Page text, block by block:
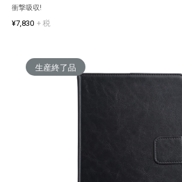
衝撃吸収!
¥7,830 + 税
生産終了品